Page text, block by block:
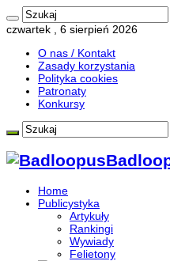
czwartek , 6 sierpień 2026
O nas / Kontakt
Zasady korzystania
Polityka cookies
Patronaty
Konkursy
Home
Publicystyka
Artykuły
Rankingi
Wywiady
Felietony